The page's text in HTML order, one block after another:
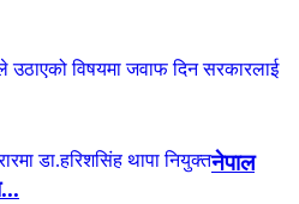
नेपाल